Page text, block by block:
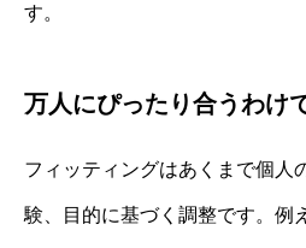
す。
万人にぴったり合うわけ
フィッティングはあくまで個人
験、目的に基づく調整です。例